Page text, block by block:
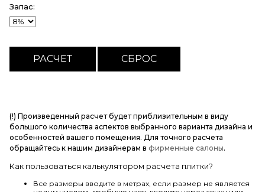
Запас:
(!) Произведенный расчет будет приблизительным в виду
большого количества аспектов выбранного варианта дизайна и
особенностей вашего помещения. Для точного расчета
обращайтесь к нашим дизайнерам в фирменные салоны.
Как пользоваться калькулятором расчета плитки?
Все размеры вводите в метрах, если размер не является